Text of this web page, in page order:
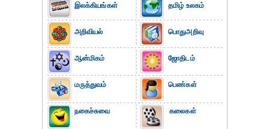
இலக்கியங்கள்
அறிவியல்
ஆன்மிகம்
மருத்துவம்
நகைச்சுவை
தமிழ் உலகம்
பொதுஅறிவு
ஜோதிடம்
பெண்கள்
கலைகள்